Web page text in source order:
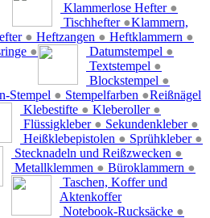
Klammerlose Hefter ●
Tischhefter ●
● Heftzangen ● Heftklammern ●
● Datumstempel ●
Textstempel ●
Blockstempel ●
Stempel ● Stempelfarben ●
Klebestifte ● Kleberoller ●
Flüssigkleber ● Sekundenkleber ●
Heißklebepistolen ● Sprühkleber ●
Klammern,
Reißnägel
Stecknadeln und Reißzwecken ●
Metallklemmen ● Büroklammern ●
Taschen, Koffer und
Aktenkoffer
Notebook-Rucksäcke ●